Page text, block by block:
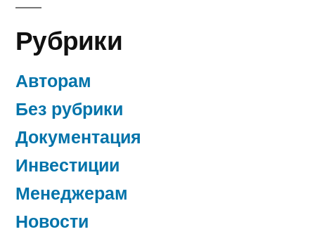
Рубрики
Авторам
Без рубрики
Документация
Инвестиции
Менеджерам
Новости